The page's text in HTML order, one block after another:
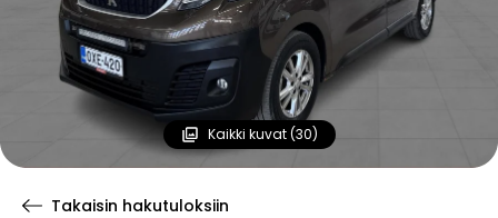
Kaikki kuvat (30)
Takaisin hakutuloksiin